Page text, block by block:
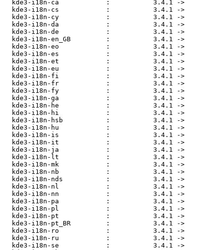
kde3-i18n-ca            :           3.4.1 ->
kde3-i18n-cs            :           3.4.1 ->
kde3-i18n-cy            :           3.4.1 ->
kde3-i18n-da            :           3.4.1 ->
kde3-i18n-de            :           3.4.1 ->
kde3-i18n-en_GB         :           3.4.1 ->
kde3-i18n-eo            :           3.4.1 ->
kde3-i18n-es            :           3.4.1 ->
kde3-i18n-et            :           3.4.1 ->
kde3-i18n-eu            :           3.4.1 ->
kde3-i18n-fi            :           3.4.1 ->
kde3-i18n-fr            :           3.4.1 ->
kde3-i18n-fy            :           3.4.1 ->
kde3-i18n-ga            :           3.4.1 ->
kde3-i18n-he            :           3.4.1 ->
kde3-i18n-hi            :           3.4.1 ->
kde3-i18n-hsb           :           3.4.1 ->
kde3-i18n-hu            :           3.4.1 ->
kde3-i18n-is            :           3.4.1 ->
kde3-i18n-it            :           3.4.1 ->
kde3-i18n-ja            :           3.4.1 ->
kde3-i18n-lt            :           3.4.1 ->
kde3-i18n-mk            :           3.4.1 ->
kde3-i18n-nb            :           3.4.1 ->
kde3-i18n-nds           :           3.4.1 ->
kde3-i18n-nl            :           3.4.1 ->
kde3-i18n-nn            :           3.4.1 ->
kde3-i18n-pa            :           3.4.1 ->
kde3-i18n-pl            :           3.4.1 ->
kde3-i18n-pt            :           3.4.1 ->
kde3-i18n-pt_BR         :           3.4.1 ->
kde3-i18n-ro            :           3.4.1 ->
kde3-i18n-ru            :           3.4.1 ->
kde3-i18n-se            :           3.4.1 ->